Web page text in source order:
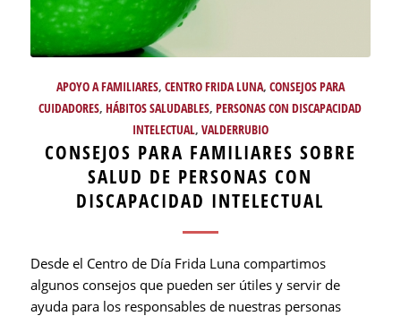
APOYO A FAMILIARES, CENTRO FRIDA LUNA, CONSEJOS PARA
CUIDADORES,HÁBITOS SALUDABLES,PERSONAS CON DISCAPACIDAD
INTELECTUAL, VALDERRUBIO
CONSEJOS PARA FAMILIARES SOBRE
SALUD DE PERSONAS CON
DISCAPACIDAD INTELECTUAL
Desde el Centro de Día Frida Luna compartimos
algunos consejos que pueden ser útiles y servir de
ayuda para los responsables de nuestras personas